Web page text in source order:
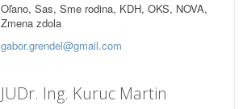
Oľano, Sas, Sme rodina, KDH, OKS, NOVA,
Zmena zdola
gabor.grendel@gmail.com
JUDr. Ing. Kuruc Martin